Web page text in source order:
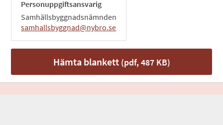
Personuppgiftsansvarig
Samhällsbyggnadsnämnden
samhallsbyggnad@nybro.se
Hämta blankett(pdf, 487 KB)